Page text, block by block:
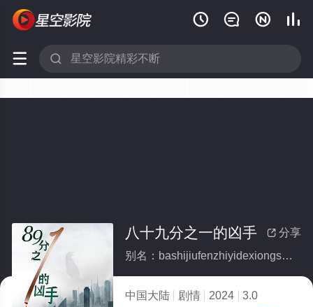
   
 
 分享
八十九分之一的凶手
别名：bashijiufenzhiyidexiongshou
中国大陆 剧情 2024
3.0